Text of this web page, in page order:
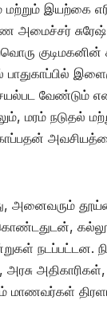
இயற்கை
அமைச்சர்
பாதுகாப்பில்
வேண்டும்
மரம் நடுதல்
அனைவரும்
நடப்பட்டன.
அரசு அதிகாரிகள்,
மாணவர்கள்